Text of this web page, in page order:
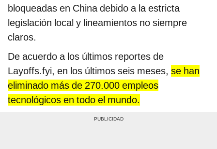
bloqueadas en China debido a la estricta
legislación local y lineamientos no siempre
claros.
De acuerdo a los últimos reportes de
Layoffs.fyi, en los últimos seis meses, se han
eliminado más de 270.000 empleos
tecnológicos en todo el mundo.